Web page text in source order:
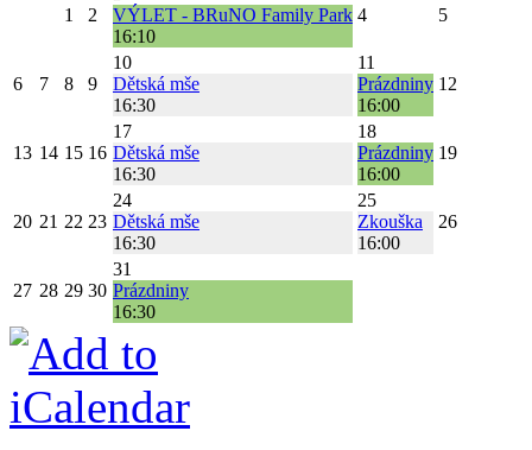
1 2
VÝLET - BRuNO Family Park
16:10
4 5
6 7 8 9
10
Dětská mše
16:30
11
Prázdniny
16:00
12
13 14 15 16
17
Dětská mše
16:30
18
Prázdniny
16:00
19
20 21 22 23
24
Dětská mše
16:30
25
Zkouška
16:00
26
27 28 29 30
31
Prázdniny
16:30